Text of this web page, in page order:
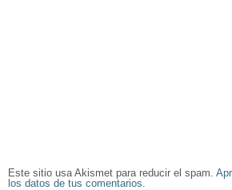
Este sitio usa Akismet para reducir el spam.
los datos de tus comentarios.